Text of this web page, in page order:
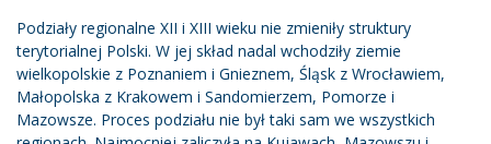
Podziały regionalne XII i XIII wieku nie zmieniły struktury
terytorialnej Polski. W jej skład nadal wchodziły ziemie
wielkopolskie z Poznaniem i Gnieznem, Śląsk z Wrocławiem,
Małopolska z Krakowem i Sandomierzem, Pomorze i
Mazowsze. Proces podziału nie był taki sam we wszystkich